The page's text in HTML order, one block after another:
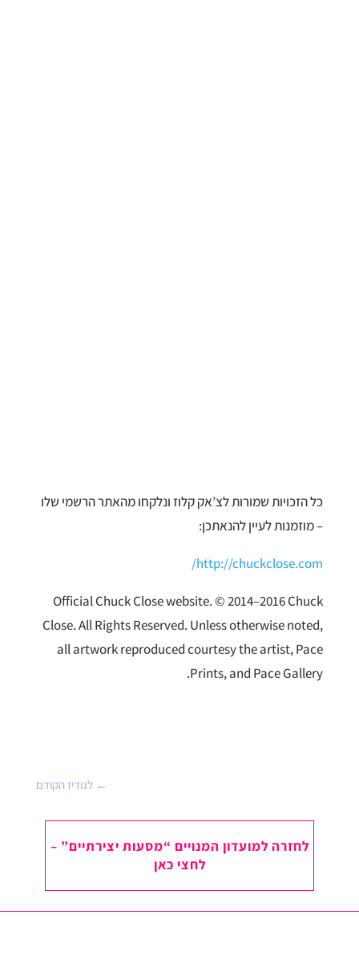
כל הזכויות שמורות לצ’אק קלוז ונלקחו מהאתר הרשמי שלו
– מוזמנות לעיין להנאתכן:
http://chuckclose.com/
Official Chuck Close website. © 2014–2016 Chuck
Close. All Rights Reserved. Unless otherwise noted,
all artwork reproduced courtesy the artist, Pace
Prints, and Pace Gallery.
←לגודיז הקודם
לחזרה למועדון המנויים “מסעות יצירתיים” –
לחצי כאן